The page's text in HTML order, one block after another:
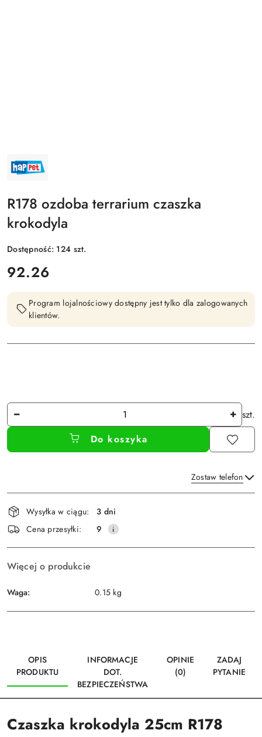
NAZWA
PRODUCENTA:
HAPPET
R178 ozdoba terrarium czaszka
krokodyla
Dostępność: 124 szt.
cena:
92.26
Program lojalnościowy dostępny jest tylko dla zalogowanych
klientów.
Ilość
szt.
Do koszyka
Zostaw telefon
Wyślij
Dostępność
i
dostawa
Wysyłka w ciągu:
3 dni
Cena przesyłki:
9
Więcej o produkcie
Waga: 0.15 kg
OPIS
PRODUKTU
INFORMACJE
DOT.
BEZPIECZEŃSTWA
OPINIE
(0)
ZADAJ
PYTANIE
Czaszka krokodyla 25cm R178